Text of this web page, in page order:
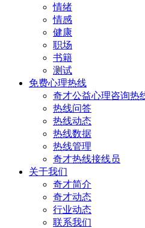
情绪
情感
健康
职场
书籍
测试
免费心理热线
奇才公益心理咨询热
热线问答
热线动态
热线数据
热线管理
奇才热线接线员
关于我们
奇才简介
奇才动态
行业动态
联系我们